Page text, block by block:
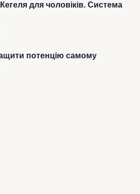
для чоловіків. Система
потенцію самому